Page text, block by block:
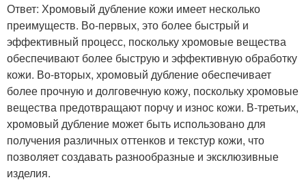
Ответ: Хромовый дубление кожи имеет несколько
преимуществ. Во-первых, это более быстрый и
эффективный процесс, поскольку хромовые вещества
обеспечивают более быструю и эффективную обработку
кожи. Во-вторых, хромовый дубление обеспечивает
более прочную и долговечную кожу, поскольку хромовые
вещества предотвращают порчу и износ кожи. В-третьих,
хромовый дубление может быть использовано для
получения различных оттенков и текстур кожи, что
позволяет создавать разнообразные и эксклюзивные
изделия.